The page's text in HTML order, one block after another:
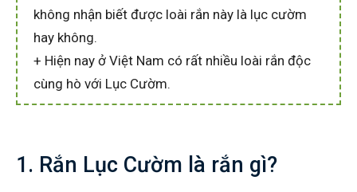
không nhận biết được loài rắn này là lục cườm
hay không.
+ Hiện nay ở Việt Nam có rất nhiều loài rắn độc
cùng hò với Lục Cườm.
1. Rắn Lục Cườm là rắn gì?